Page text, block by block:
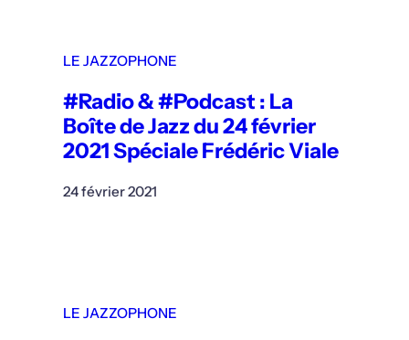
LE JAZZOPHONE
#Radio & #Podcast : La
Boîte de Jazz du 24 février
2021 Spéciale Frédéric Viale
24 février 2021
LE JAZZOPHONE